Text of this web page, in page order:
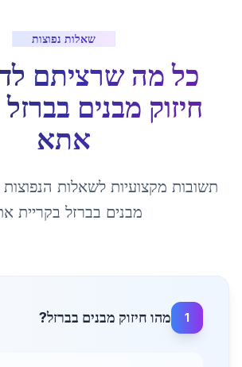
שאלות נפוצות
כל מה שרציתם
חיזוק מבנים בברזל
אתא
תשובות מקצועיות לשאלות הנפוצות
מבנים בברזל בקריית
1 מהו חיזוק מבנים בברזל?